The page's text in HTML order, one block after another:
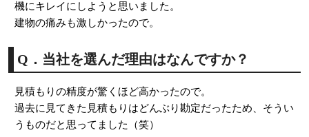
機にキレイにしようと思いました。
建物の痛みも激しかったので。
Q．当社を選んだ理由はなんですか？
見積もりの精度が驚くほど高かったので。
過去に見てきた見積もりはどんぶり勘定だったため、そうい
うものだと思ってました（笑）